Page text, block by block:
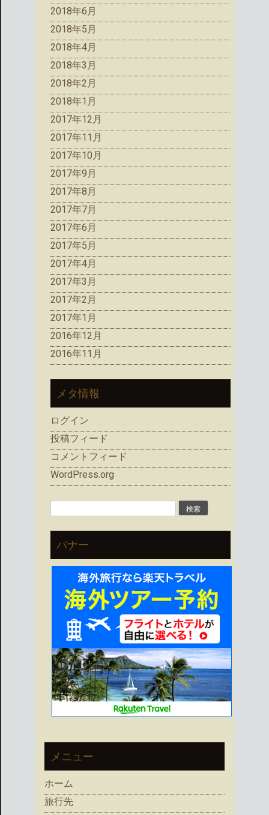
2018年6月
2018年5月
2018年4月
2018年3月
2018年2月
2018年1月
2017年12月
2017年11月
2017年10月
2017年9月
2017年8月
2017年7月
2017年6月
2017年5月
2017年4月
2017年3月
2017年2月
2017年1月
2016年12月
2016年11月
メタ情報
ログイン
投稿フィード
コメントフィード
WordPress.org
バナー
メニュー
ホーム
旅行先